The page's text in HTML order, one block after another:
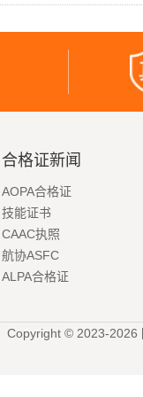
合格证新闻
AOPA合格证
技能证书
CAAC执照
航协ASFC
ALPA合格证
Copyright © 2023-2026